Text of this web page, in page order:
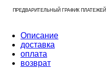
ПРЕДВАРИТЕЛЬНЫЙ ГРАФИК ПЛАТЕЖЕЙ
Описание
доставка
оплата
возврат